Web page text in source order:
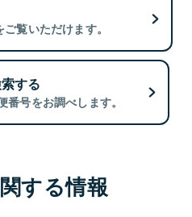
覧いただけます。
する
号をお調べします。
する情報